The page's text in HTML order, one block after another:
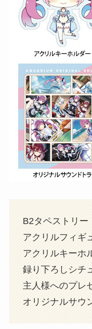
B2タペストリー
アクリルフィギ
アクリルキーホ
録り下ろしシチ
主人様へのプレ
オリジナルサウ